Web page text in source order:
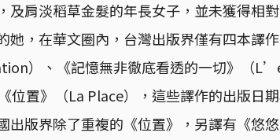
及肩淡稻草金髮的年長女子，並未獲得相
她，在華文圈內，台灣出版界僅有四本
）、《記憶無非徹底看透的一切》（
位置》（La Place），這些譯作的出版日
出版界除了重複的《位置》，另譯有《悠